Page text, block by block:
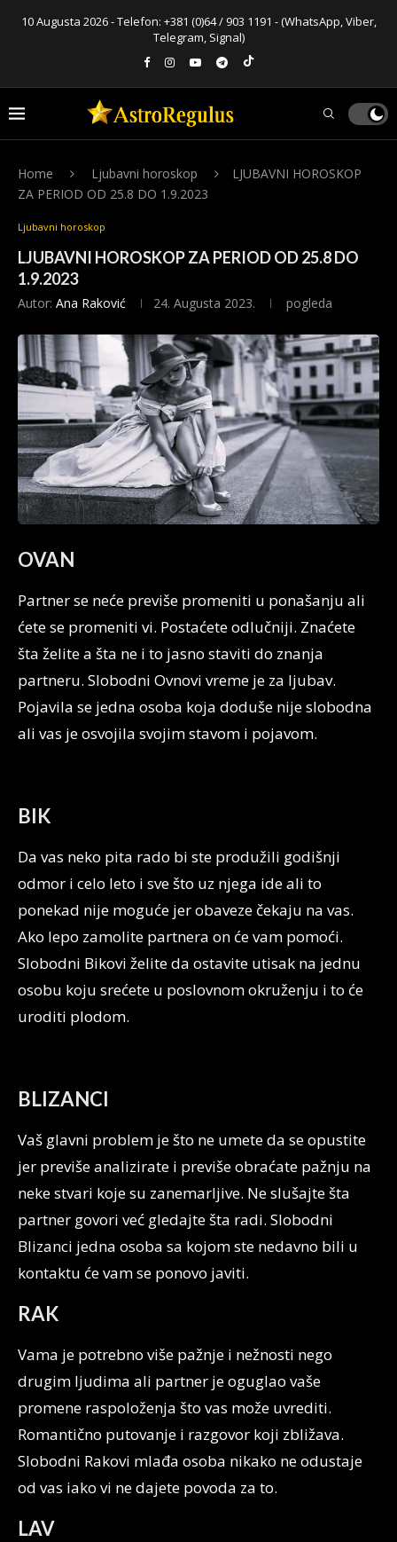
10 Augusta 2026 - Telefon: +381 (0)64 / 903 1191 - (WhatsApp, Viber,
Telegram, Signal)
Home Ljubavni horoskop
LJUBAVNI HOROSKOP
ZA PERIOD OD 25.8 DO 1.9.2023
Ljubavni horoskop
LJUBAVNI HOROSKOP ZA PERIOD OD 25.8 DO
1.9.2023
Autor: Ana Raković 24. Augusta 2023. pogleda
OVAN
Partner se neće previše promeniti u ponašanju ali
ćete se promeniti vi. Postaćete odlučniji. Znaćete
šta želite a šta ne i to jasno staviti do znanja
partneru. Slobodni Ovnovi vreme je za ljubav.
Pojavila se jedna osoba koja doduše nije slobodna
ali vas je osvojila svojim stavom i pojavom.
BIK
Da vas neko pita rado bi ste produžili godišnji
odmor i celo leto i sve što uz njega ide ali to
ponekad nije moguće jer obaveze čekaju na vas.
Ako lepo zamolite partnera on će vam pomoći.
Slobodni Bikovi želite da ostavite utisak na jednu
osobu koju srećete u poslovnom okruženju i to će
uroditi plodom.
BLIZANCI
Vaš glavni problem je što ne umete da se opustite
jer previše analizirate i previše obraćate pažnju na
neke stvari koje su zanemarljive. Ne slušajte šta
partner govori već gledajte šta radi. Slobodni
Blizanci jedna osoba sa kojom ste nedavno bili u
kontaktu će vam se ponovo javiti.
RAK
Vama je potrebno više pažnje i nežnosti nego
drugim ljudima ali partner je oguglao vaše
promene raspoloženja što vas može uvrediti.
Romantično putovanje i razgovor koji zbližava.
Slobodni Rakovi mlađa osoba nikako ne odustaje
od vas iako vi ne dajete povoda za to.
LAV